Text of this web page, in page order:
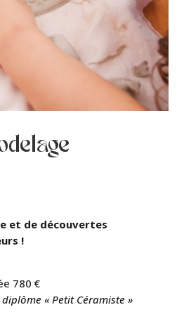
et de découvertes
!
780 €
« Petit Céramiste »